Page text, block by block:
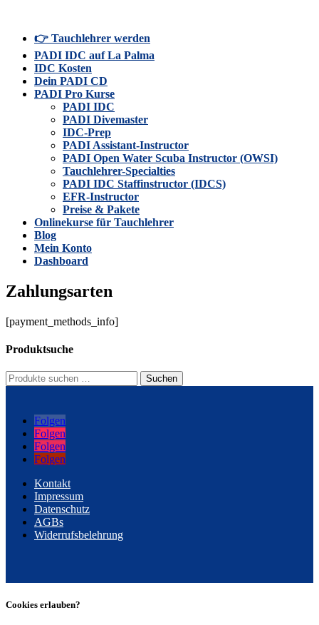
👉 Tauchlehrer werden
PADI IDC auf La Palma
IDC Kosten
Dein PADI CD
PADI Pro Kurse
PADI IDC
PADI Divemaster
IDC-Prep
PADI Assistant-Instructor
PADI Open Water Scuba Instructor (OWSI)
Tauchlehrer-Specialties
PADI IDC Staffinstructor (IDCS)
EFR-Instructor
Preise & Pakete
Onlinekurse für Tauchlehrer
Blog
Mein Konto
Dashboard
Zahlungsarten
[payment_methods_info]
Produktsuche
Suchen
nach:
Suchen
Folgen
Folgen
Folgen
Folgen
Kontakt
Impressum
Datenschutz
AGBs
Widerrufsbelehrung
Cookies erlauben?